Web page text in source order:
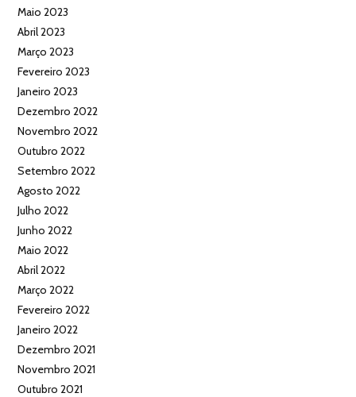
Maio 2023
Abril 2023
Março 2023
Fevereiro 2023
Janeiro 2023
Dezembro 2022
Novembro 2022
Outubro 2022
Setembro 2022
Agosto 2022
Julho 2022
Junho 2022
Maio 2022
Abril 2022
Março 2022
Fevereiro 2022
Janeiro 2022
Dezembro 2021
Novembro 2021
Outubro 2021